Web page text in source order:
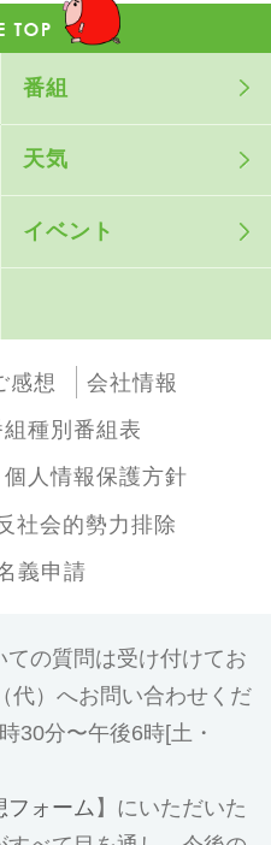
番組
天気
イベント
感想
会社情報
組種別番組表
個人情報保護方針
社会的勢力排除
義申請
の質問は受け付けてお
代）へお問い合わせくだ
30分〜午後6時[土・
フォーム 】にいただいた